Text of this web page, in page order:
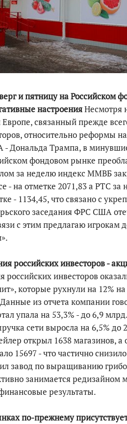
и пятницу на Российском
настроенияНесмотря
связанный прежде
относительно реформы
Дональда Трампа, в
фондовом рынке
за неделю индекс ММВБ
- на отметке 2071,83 а РТС за
- 1134,45, что связано с
заседания ФРС США
с этим предлагаю игрокам
российских инвесторов -
российских инвесторов
которые рухнули на 12%
из отчета компании
упала на 53,3% - до 6,9
сети выросла на 6,5% до
открыл 1638 магазинов, а
15697 - что частично
завод по выращиванию
занимается редизайном
результаты.
по-прежнему
По